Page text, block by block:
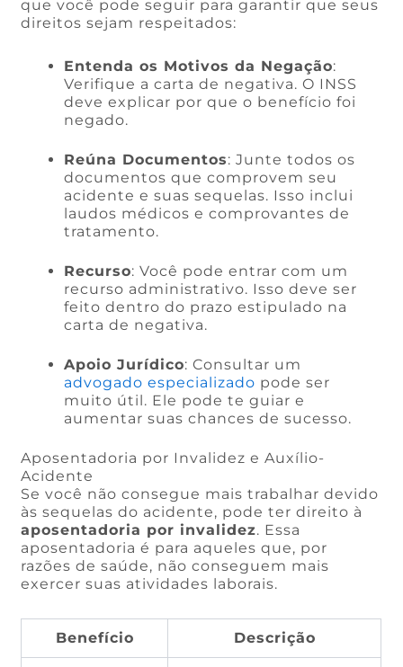
que você pode seguir para garantir que seus
direitos sejam respeitados:
Entenda os Motivos da Negação:
Verifique a carta de negativa. O INSS
deve explicar por que o benefício foi
negado.
Reúna Documentos: Junte todos os
documentos que comprovem seu
acidente e suas sequelas. Isso inclui
laudos médicos e comprovantes de
tratamento.
Recurso: Você pode entrar com um
recurso administrativo. Isso deve ser
feito dentro do prazo estipulado na
carta de negativa.
Apoio Jurídico: Consultar um
advogado especializado pode ser
muito útil. Ele pode te guiar e
aumentar suas chances de sucesso.
Aposentadoria por Invalidez e Auxílio-
Acidente
Se você não consegue mais trabalhar devido
às sequelas do acidente, pode ter direito à
aposentadoria por invalidez. Essa
aposentadoria é para aqueles que, por
razões de saúde, não conseguem mais
exercer suas atividades laborais.
Benefício Descrição